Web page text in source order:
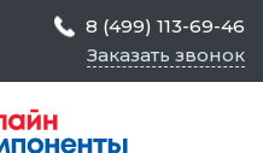
8 (499) 113-69-46
Заказать звонок